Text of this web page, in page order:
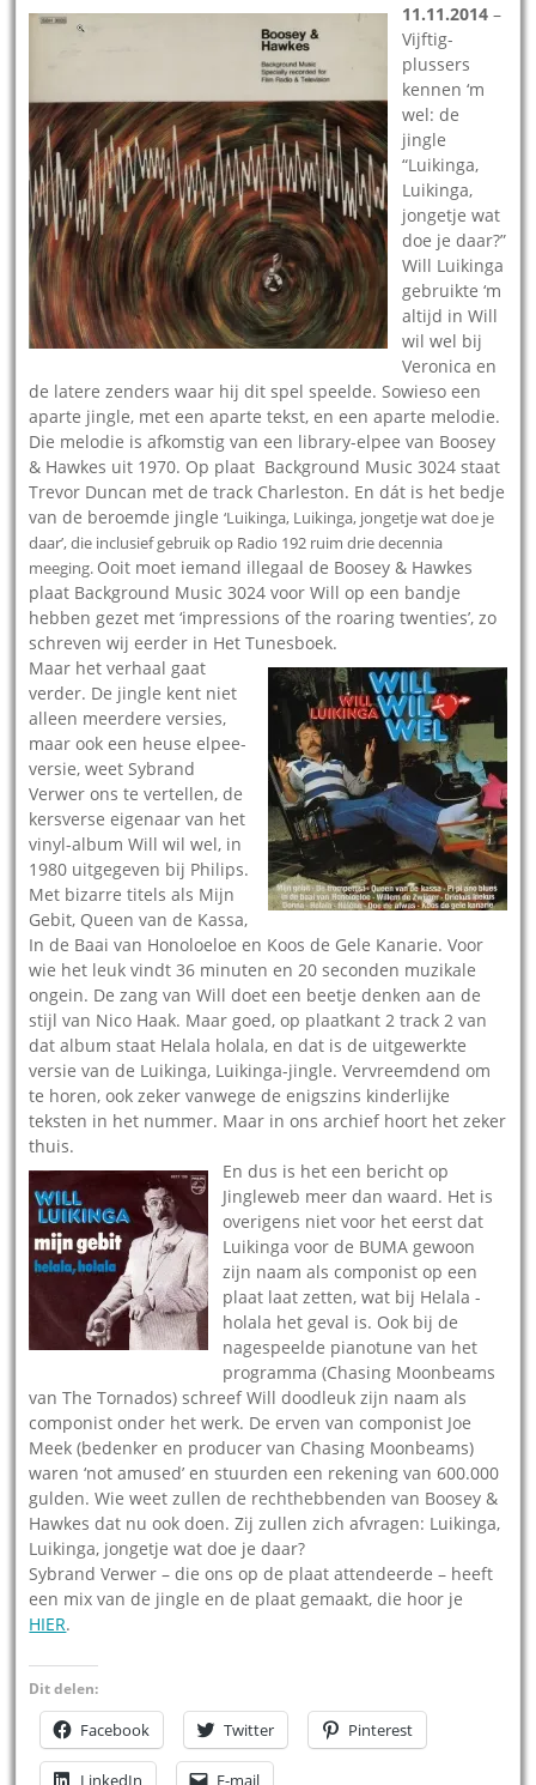
11.11.2014 –
Vijftig-
plussers
kennen ‘m
wel: de
jingle
“Luikinga,
Luikinga,
jongetje wat
doe je daar?”
Will Luikinga
gebruikte ‘m
altijd in Will
wil wel bij
Veronica en
de latere zenders waar hij dit spel speelde. Sowieso een
aparte jingle, met een aparte tekst, en een aparte melodie.
Die melodie is afkomstig van een library-elpee van Boosey
& Hawkes uit 1970. Op plaat Background Music 3024 staat
Trevor Duncan met de track Charleston. En dát is het bedje
van de beroemde jingle‘Luikinga, Luikinga, jongetje wat doe je
daar’, die inclusief gebruik op Radio 192 ruim drie decennia
meeging. Ooit moet iemand illegaal de Boosey & Hawkes
plaat Background Music 3024 voor Will op een bandje
hebben gezet met ‘impressions of the roaring twenties’, zo
schreven wij eerder in Het Tunesboek.
Maar het verhaal gaat
verder. De jingle kent niet
alleen meerdere versies,
maar ook een heuse elpee-
versie, weet Sybrand
Verwer ons te vertellen, de
kersverse eigenaar van het
vinyl-album Will wil wel, in
1980 uitgegeven bij Philips.
Met bizarre titels als Mijn
Gebit, Queen van de Kassa,
In de Baai van Honoloeloe en Koos de Gele Kanarie. Voor
wie het leuk vindt 36 minuten en 20 seconden muzikale
ongein. De zang van Will doet een beetje denken aan de
stijl van Nico Haak. Maar goed, op plaatkant 2 track 2 van
dat album staat Helala holala, en dat is de uitgewerkte
versie van de Luikinga, Luikinga-jingle. Vervreemdend om
te horen, ook zeker vanwege de enigszins kinderlijke
teksten in het nummer. Maar in ons archief hoort het zeker
thuis.
En dus is het een bericht op
Jingleweb meer dan waard. Het is
overigens niet voor het eerst dat
Luikinga voor de BUMA gewoon
zijn naam als componist op een
plaat laat zetten, wat bij Helala -
holala het geval is. Ook bij de
nagespeelde pianotune van het
programma (Chasing Moonbeams
van The Tornados) schreef Will doodleuk zijn naam als
componist onder het werk. De erven van componist Joe
Meek (bedenker en producer van Chasing Moonbeams)
waren ‘not amused’ en stuurden een rekening van 600.000
gulden. Wie weet zullen de rechthebbenden van Boosey &
Hawkes dat nu ook doen. Zij zullen zich afvragen: Luikinga,
Luikinga, jongetje wat doe je daar?
Sybrand Verwer – die ons op de plaat attendeerde – heeft
een mix van de jingle en de plaat gemaakt, die hoor je
HIER.
Dit delen:
Facebook Twitter Pinterest
LinkedIn E-mail